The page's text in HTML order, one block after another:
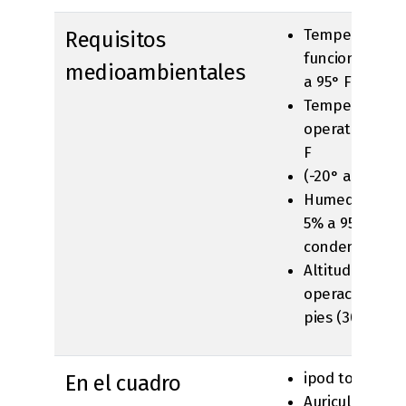
Requisitos
medioambientales
Temperatura
a 95° F (0° a
Temperatura
operativa: -4°
F
(-20° a 45°C)
Humedad
5% a 95% sin
condensación
Altitud
operación:
pies (3000 m)
En el cuadro
ipod touch
Auriculares